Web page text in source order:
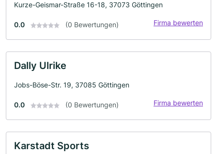
Kurze-Geismar-Straße 16-18, 37073 Göttingen
0.0 (0 Bewertungen) Firma bewerten
Dally Ulrike
Jobs-Böse-Str. 19, 37085 Göttingen
0.0 (0 Bewertungen) Firma bewerten
Karstadt Sports